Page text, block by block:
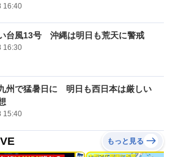
16:40
台風13号 沖縄は明日も荒天に警戒
16:30
州で猛暑日に 明日も西日本は厳しい
15:40
もっと見る